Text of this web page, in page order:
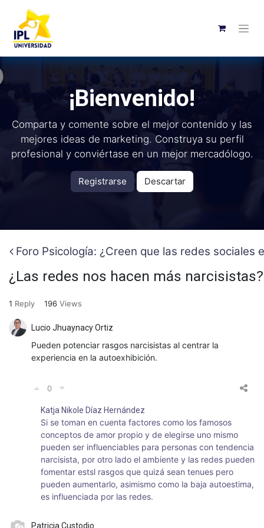
¡Bienvenido!
Comparta y comente sobre el mejor contenido y las
mejores ideas de marketing. Construya su perfil
profesional y conviértase en un mejor mercadólogo.
Registrarse Descartar
Foro Psicología: ¿Creen que las redes
¿Las redes nos hacen más narcisistas?
1 Reply 196 Views
Lucio Jhuaynacy Ortiz
Pueden potenciar rasgos narcisistas al centrar la
experiencia en la autoexhibición.
0
Katja Nikole Díaz Hernández
Si se toman en cuenta factores como los famosos
conceptos de amor propio y de elegirse uno mismo
pueden ser influenciables para personas con tendencia
narcisista, por otro lado el ambiente y las redes pueden
fomentar estsl rasgos que quizá sean tenues pero
pueden aumentarlo, asimismo como la baja autoestima,
es influenciada por las redes.
Patricia Custodio